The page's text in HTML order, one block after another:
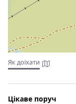
Як доїхати
Цікаве поруч